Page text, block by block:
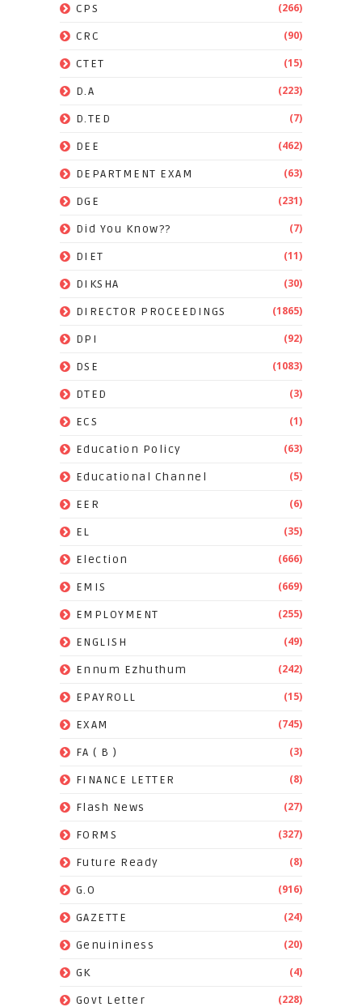
CPS (266)
CRC (90)
CTET (15)
D.A (223)
D.TED (7)
DEE (462)
DEPARTMENT EXAM (63)
DGE (231)
Did You Know?? (7)
DIET (11)
DIKSHA (30)
DIRECTOR PROCEEDINGS (1865)
DPI (92)
DSE (1083)
DTED (3)
ECS (1)
Education Policy (63)
Educational Channel (5)
EER (6)
EL (35)
Election (666)
EMIS (669)
EMPLOYMENT (255)
ENGLISH (49)
Ennum Ezhuthum (242)
EPAYROLL (15)
EXAM (745)
FA ( B ) (3)
FINANCE LETTER (8)
Flash News (27)
FORMS (327)
Future Ready (8)
G.O (916)
GAZETTE (24)
Genuininess (20)
GK (4)
Govt Letter (228)